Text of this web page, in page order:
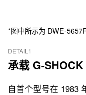
*图中所示为 DWE-
DETAIL1
承载 G-
自首个型号在 1983